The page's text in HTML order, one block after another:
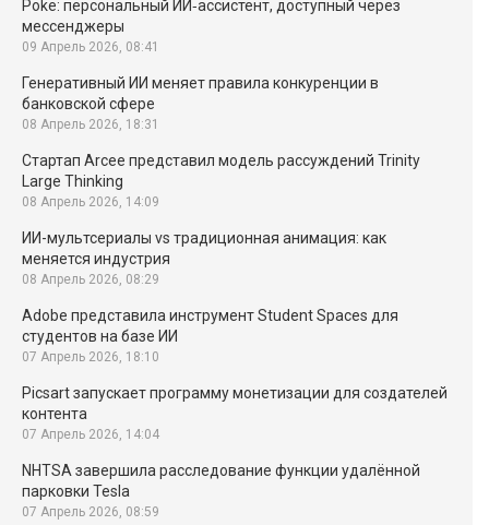
Poke: персональный ИИ‑ассистент, доступный через
мессенджеры
09 Апрель 2026, 08:41
Генеративный ИИ меняет правила конкуренции в
банковской сфере
08 Апрель 2026, 18:31
Стартап Arcee представил модель рассуждений Trinity
Large Thinking
08 Апрель 2026, 14:09
ИИ-мультсериалы vs традиционная анимация: как
меняется индустрия
08 Апрель 2026, 08:29
Adobe представила инструмент Student Spaces для
студентов на базе ИИ
07 Апрель 2026, 18:10
Picsart запускает программу монетизации для создателей
контента
07 Апрель 2026, 14:04
NHTSA завершила расследование функции удалённой
парковки Tesla
07 Апрель 2026, 08:59